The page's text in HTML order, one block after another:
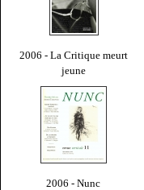
2006 - La Critique meurt
jeune
2006 - Nunc